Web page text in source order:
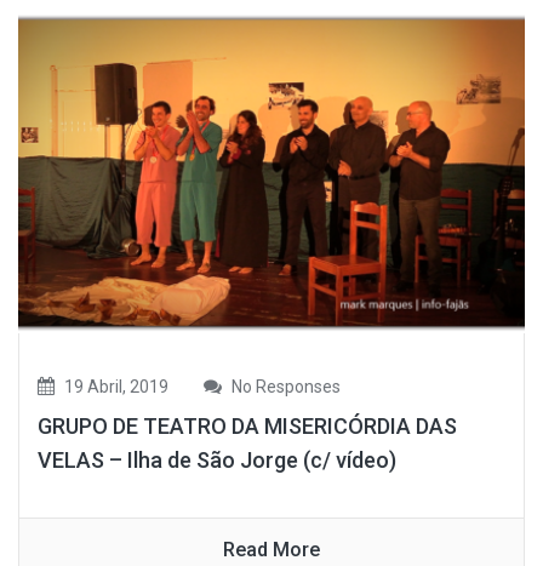
19 Abril, 2019 No Responses
GRUPO DE TEATRO DA MISERICÓRDIA DAS
VELAS – Ilha de São Jorge (c/ vídeo)
Read More